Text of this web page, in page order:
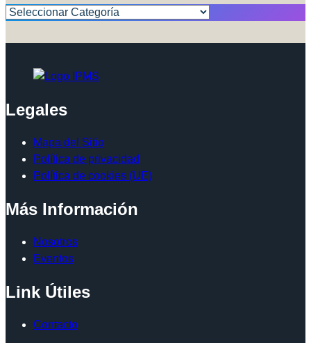
Categorías
Legales
Mapa del Sitio
Política de privacidad
Política de cookies (UE)
Más Información
Nosotros
Eventos
Link Útiles
Contacto